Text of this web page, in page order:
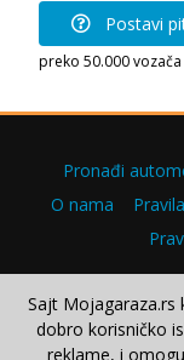
Postavi
preko 50.000
Pronađi
O nama
Sajt Mojagaraza.rs
dobro korisničko
reklame, i